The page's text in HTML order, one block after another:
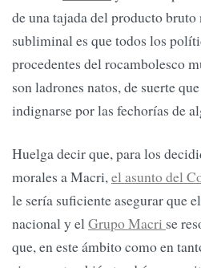
de una tajada del producto
subliminal es que todos los
procedentes del rocambolesco
son ladrones natos, de suerte
indignarse por las fechorías de
Huelga decir que, para los
morales a Macri,el asunto del
le sería suficiente asegurar que
nacional y elGrupo Macri se
que, en este ámbito como en